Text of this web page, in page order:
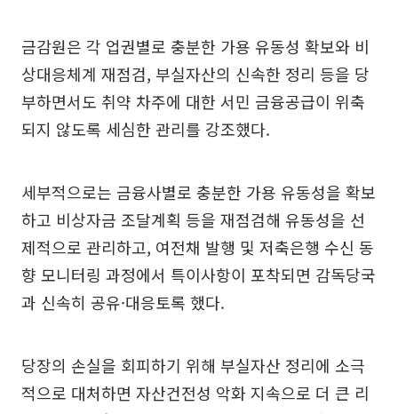
금감원은 각 업권별로 충분한 가용 유동성 확보와 비
상대응체계 재점검, 부실자산의 신속한 정리 등을 당
부하면서도 취약 차주에 대한 서민 금융공급이 위축
되지 않도록 세심한 관리를 강조했다.
세부적으로는 금융사별로 충분한 가용 유동성을 확보
하고 비상자금 조달계획 등을 재점검해 유동성을 선
제적으로 관리하고, 여전채 발행 및 저축은행 수신 동
향 모니터링 과정에서 특이사항이 포착되면 감독당국
과 신속히 공유·대응토록 했다.
당장의 손실을 회피하기 위해 부실자산 정리에 소극
적으로 대처하면 자산건전성 악화 지속으로 더 큰 리